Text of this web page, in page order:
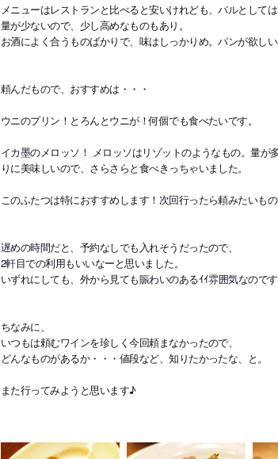
メニューはレストランと比べると安いけれども、バルとして
量が少ないので、少し高めなものもあり。
お酒によく合うものばかりで、味はしっかりめ。パンが欲し
頼んだもので、おすすめは・・・
ウニのプリン！とろんとウニが！何個でも食べたいです。
イカ墨のメロッソ！ メロッソはリゾットのようなもの。量が
りに美味しいので、さらさらと食べきっちゃいました。
このふたつは特におすすめします！次回行ったら頼みたいもの
遅めの時間だと、予約なしでも入れそうだったので、
2軒目での利用もいいなーと思いました。
いずれにしても、外から見ても賑わいのあるｲｲ雰囲気なので
ちなみに、
いつもは頼むワインを珍しく今回頼まなかったので、
どんなものがあるか・・・値段など、知りたかったな、と。
また行ってみようと思います♪